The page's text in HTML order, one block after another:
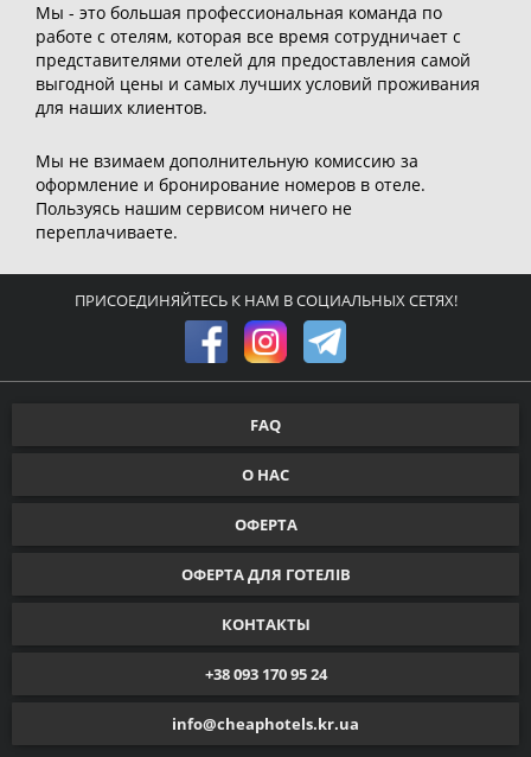
Мы - это большая профессиональная команда по
работе с отелям, которая все время сотрудничает с
представителями отелей для предоставления самой
выгодной цены и самых лучших условий проживания
для наших клиентов.
Мы не взимаем дополнительную комиссию за
оформление и бронирование номеров в отеле.
Пользуясь нашим сервисом ничего не
переплачиваете.
ПРИСОЕДИНЯЙТЕСЬ К НАМ В СОЦИАЛЬНЫХ СЕТЯХ!
FAQ
О НАС
ОФЕРТА
ОФЕРТА ДЛЯ ГОТЕЛІВ
КОНТАКТЫ
+38 093 170 95 24
info@cheaphotels.kr.ua